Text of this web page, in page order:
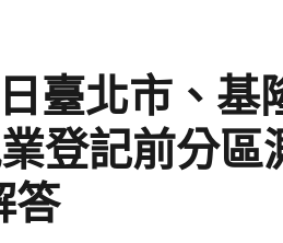
臺北市、
登記前分區
答